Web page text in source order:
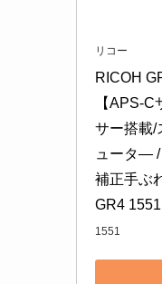
リコー
RICOH
【APS-
サー搭載/
ュータ― /
補正手ぶ
GR4 1551
1551